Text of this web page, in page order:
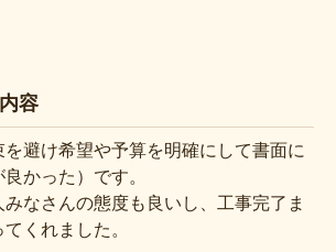
容
避け希望や予算を明確にして書面に
かった）です。
なさんの態度も良いし、工事完了ま
くれました。